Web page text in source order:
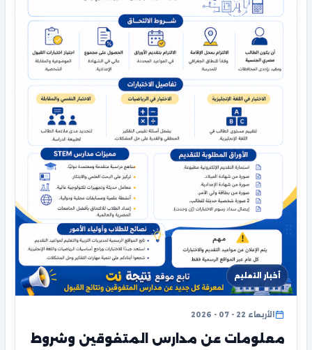
أخبار التعليم
الأربعاء 22 - 07 - 2026
معلومات عن مدارس المتفوقين وشروط